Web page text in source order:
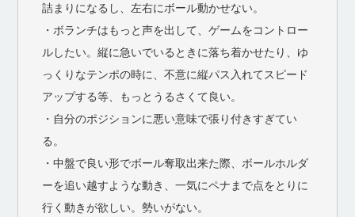
詰まりになるし、左右にボール動かせない。
・ボランチはもっと声を出して、ゲームをコントロー
ルしたい。縦に急いでいるときに落ち着かせたり、ゆ
っくりなテンポの時に、不意に縦パス入れてスピード
アップする等、もっとうるさくて良い。
・自分のポジションに悪い意味で張り付きすぎてい
る。
・中盤で良い形でボール奪取出来た際、ボールホルダ
ーを追い越すような動き、一気にペナまで点をとりに
行く動きが欲しい。勢いがない。